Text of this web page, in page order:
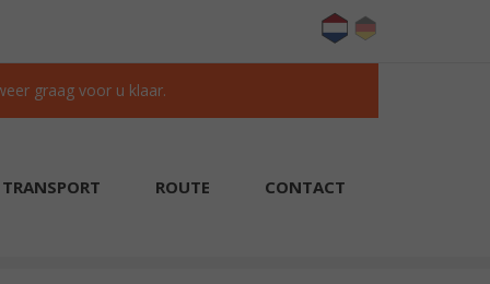
graag voor u klaar.
TRANSPORT ROUTE CONTACT